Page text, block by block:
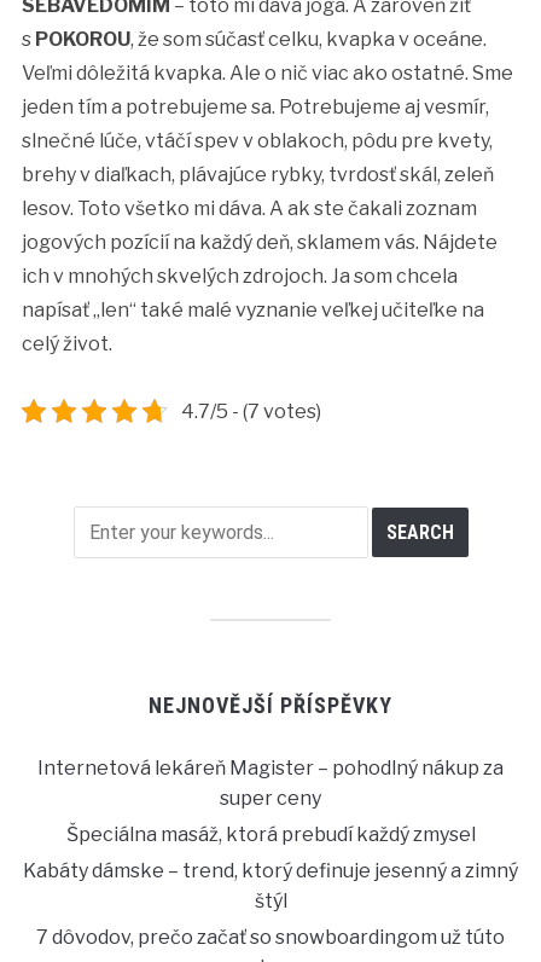
SEBAVEDOMÍM – toto mi dáva joga. A zároveň žiť
s POKOROU, že som súčasť celku, kvapka v oceáne.
Veľmi dôležitá kvapka. Ale o nič viac ako ostatné. Sme
jeden tím a potrebujeme sa. Potrebujeme aj vesmír,
slnečné lúče, vtáčí spev v oblakoch, pôdu pre kvety,
brehy v diaľkach, plávajúce rybky, tvrdosť skál, zeleň
lesov. Toto všetko mi dáva. A ak ste čakali zoznam
jogových pozícií na každý deň, sklamem vás. Nájdete
ich v mnohých skvelých zdrojoch. Ja som chcela
napísať „len“ také malé vyznanie veľkej učiteľke na
celý život.
4.7/5 - (7 votes)
NEJNOVĚJŠÍ PŘÍSPĚVKY
Internetová lekáreň Magister – pohodlný nákup za
super ceny
Špeciálna masáž, ktorá prebudí každý zmysel
Kabáty dámske – trend, ktorý definuje jesenný a zimný
štýl
7 dôvodov, prečo začať so snowboardingom už túto